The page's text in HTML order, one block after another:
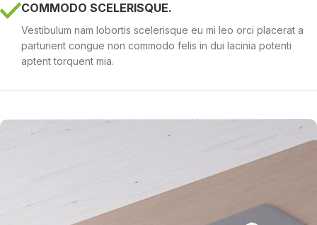
COMMODO SCELERISQUE.
Vestibulum nam lobortis scelerisque eu mi leo orci placerat a
parturient congue non commodo felis in dui lacinia potenti
aptent torquent mia.